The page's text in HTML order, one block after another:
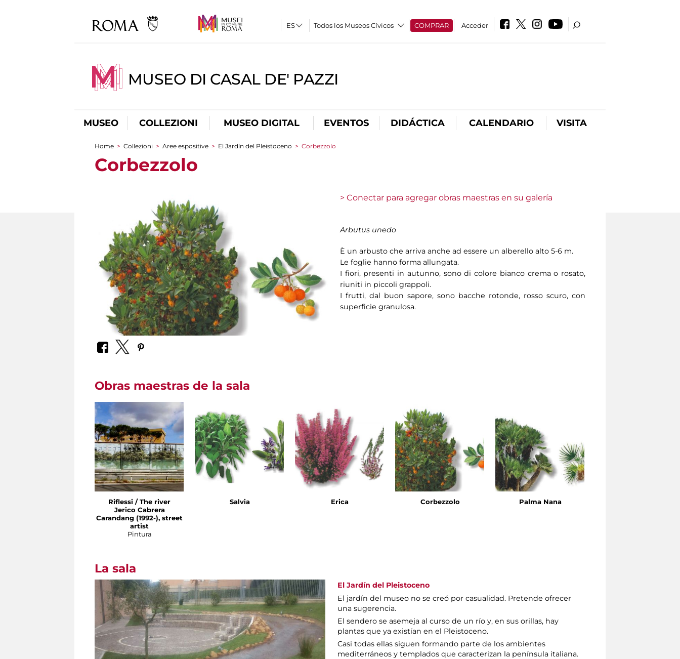
Todos los Museos Cívicos COMPRAR Acceder
MUSEO DI CASAL DE' PAZZI
MUSEO COLLEZIONI MUSEO DIGITAL EVENTOS DIDÁCTICA CALENDARIO VISITA
You are here
Home > Collezioni > Aree espositive > El Jardín del Pleistoceno > Corbezzolo
Corbezzolo
> Conectar para agregar obras maestras en su galería
Arbutus unedo
È un arbusto che arriva anche ad essere un alberello alto 5-6 m.
Le foglie hanno forma allungata.
I fiori, presenti in autunno, sono di colore bianco crema o rosato,
riuniti in piccoli grappoli.
I frutti, dal buon sapore, sono bacche rotonde, rosso scuro, con
superficie granulosa.
Obras maestras de la sala
Riflessi / The river
Jerico Cabrera
Carandang (1992-), street
artist
Pintura
Salvia Erica Corbezzolo Palma Nana
La sala
El Jardín del Pleistoceno
El jardín del museo no se creó por casualidad. Pretende ofrecer
una sugerencia.
El sendero se asemeja al curso de un río y, en sus orillas, hay
plantas que ya existían en el Pleistoceno.
Casi todas ellas siguen formando parte de los ambientes
mediterráneos y templados que caracterizan la península italiana.